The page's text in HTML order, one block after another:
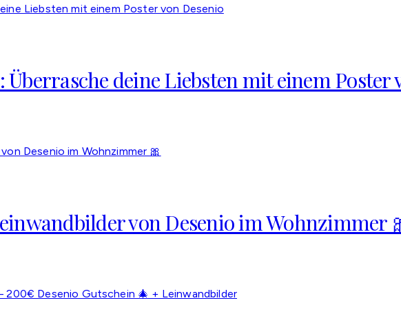
Überrasche deine Liebsten mit einem Poster
von Desenio im Wohnzimmer